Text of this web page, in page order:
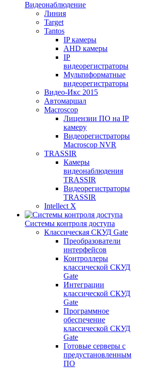
Видеонаблюдение
Линия
Target
Tantos
IP камеры
AHD камеры
IP
видеорегистраторы
Мультиформатные
видеорегистраторы
Видео-Икс 2015
Автомаршал
Macroscop
Лицензии ПО на IP
камеру
Видеорегистраторы
Macroscop NVR
TRASSIR
Камеры
видеонаблюдения
TRASSIR
Видеорегистраторы
TRASSIR
Intellect X
Системы контроля доступа
Классическая СКУД Gate
Преобразователи
интерфейсов
Контроллеры
классической СКУД
Gate
Интеграции
классической СКУД
Gate
Программное
обеспечение
классической СКУД
Gate
Готовые серверы с
предустановленным
ПО